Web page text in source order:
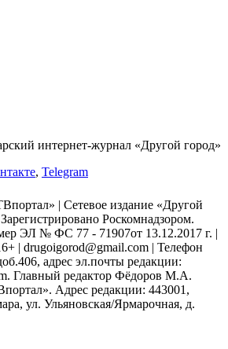
интернет-журнал «Другой город»
, Telegram
| Сетевое издание «Другой
Роскомнадзором.
ЭЛ № ФС 77 - 71907от 13.12.2017 г. |
| drugoigorod@gmail.com | Телефон
адрес эл.почты редакции:
Главный редактор Фёдоров М.А.
Адрес редакции: 443001,
ул. Ульяновская/Ярмарочная, д.